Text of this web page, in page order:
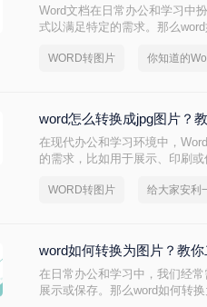
Word文档在日常办公和学习中
式以满足特定的需求。那么
WORD转图片
word怎么转换成jpg图片？
在现代办公和学习环境中，
的需求，比如用于展示、印刷
合分享和存档。那么word怎么
WORD转图片
word如何转换为图片？教你
在日常办公和学习中，我们经
展示或保存。那么word如何转